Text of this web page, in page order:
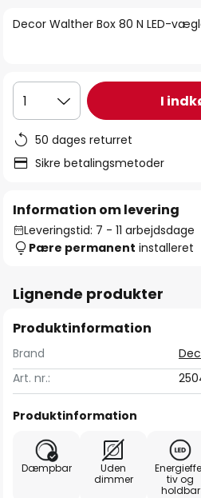
Decor Walther Box 80 N LED-
1 I
50 dages returret
Sikre betalingsmetoder
Information om levering
Leveringstid: 7 - 11 arbejdsdage
Pære permanent installeret
Lignende produkter
Produktinformation
Brand
Art. nr.:
Produktinformation
Dæmpbar
Uden
dimmer
tiv og
holdbar